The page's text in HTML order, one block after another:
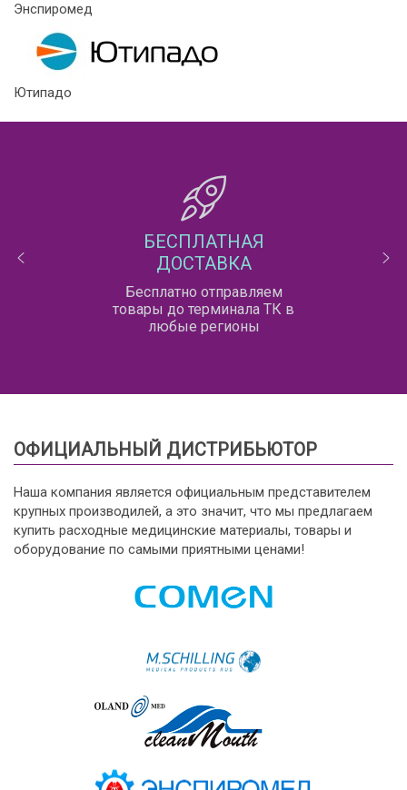
Энспиромед
Ютипадо
БЕСПЛАТНАЯ
ДОСТАВКА
Бесплатно отправляем
товары до терминала ТК в
любые регионы
ОФИЦИАЛЬНЫЙ ДИСТРИБЬЮТОР
Наша компания является официальным представителем
крупных производилей, а это значит, что мы предлагаем
купить расходные медицинские материалы, товары и
оборудование по самыми приятными ценами!